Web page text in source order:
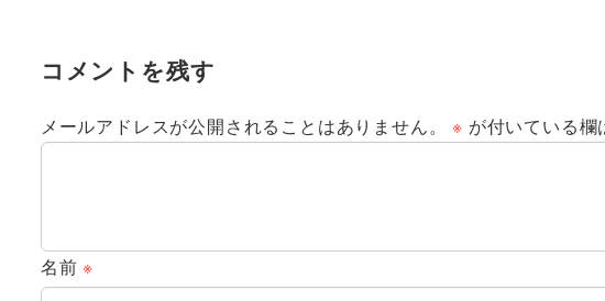
コメントを残す
メールアドレスが公開されることはありません。 ※ が付いている欄
名前※